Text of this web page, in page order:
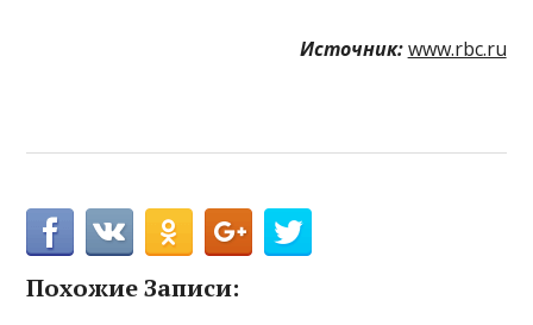
Источник: www.rbc.ru
Похожие Записи: